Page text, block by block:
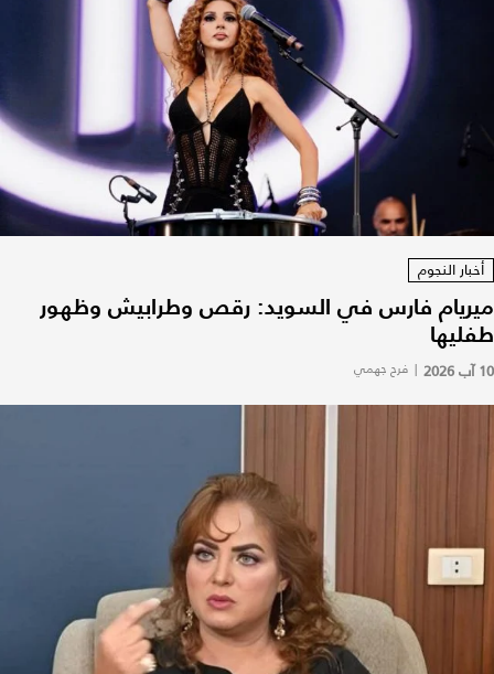
أخبار النجوم
ميريام فارس في السويد: رقص وطرابيش وظهور
طفليها
10 آب 2026 | فرح جهمي